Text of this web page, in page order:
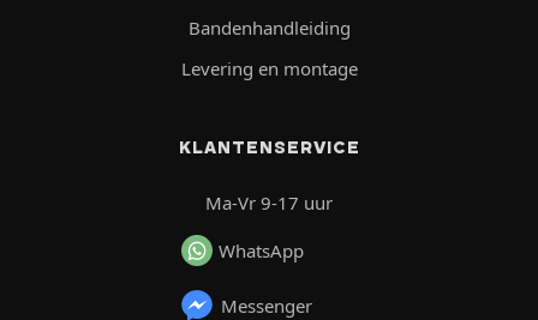
Bandenhandleiding
Levering en montage
KLANTENSERVICE
Ma-Vr 9-17 uur
WhatsApp
Messenger